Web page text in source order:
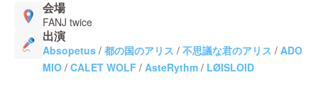
会場
FANJ twice
出演
Absopetus / 都の国のアリス / 不思議な君のアリス / ADO
MIO / CALET WOLF / AsteRythm / LØISLOID